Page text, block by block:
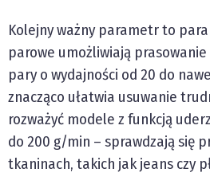
Kolejny ważny parametr to
parowe umożliwiają
pary o wydajności od 20 do
znacząco ułatwia usuwanie
rozważyć modele z funkcją
do 200 g/min – sprawdzają się
tkaninach, takich jak jeans czy